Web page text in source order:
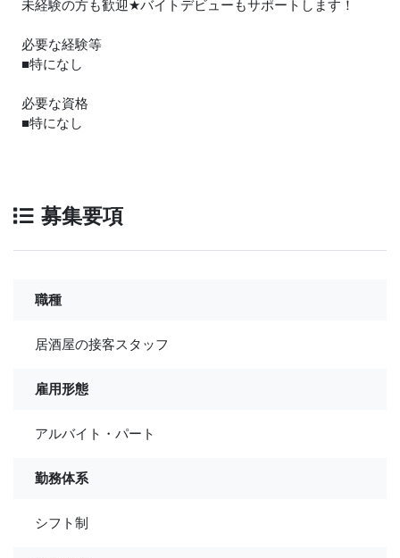
未経験の方も歓迎★バイトデビューもサポートします！
必要な経験等
■特になし
必要な資格
■特になし
募集要項
職種
居酒屋の接客スタッフ
雇用形態
アルバイト・パート
勤務体系
シフト制